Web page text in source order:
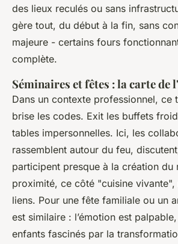
des lieux reculés ou sans
gère tout, du début à la fin, sans
majeure - certains fours
complète.
Séminaires et fêtes : la carte
Dans un contexte professionnel, ce
brise les codes. Exit les buffets
tables impersonnelles. Ici, les
rassemblent autour du feu,
participent presque à la création du
proximité, ce côté "cuisine
liens. Pour une fête familiale ou un
est similaire : l’émotion est
enfants fascinés par la